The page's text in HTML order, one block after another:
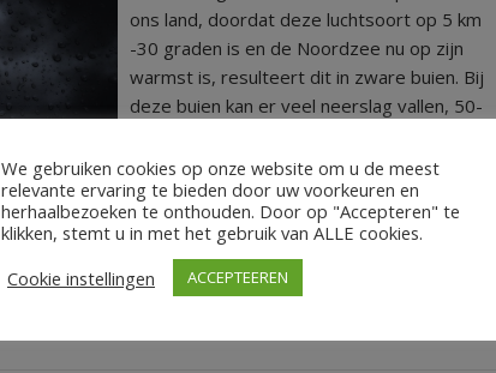
ons land, doordat deze luchtsoort op 5 km
-30 graden is en de Noordzee nu op zijn
warmst is, resulteert dit in zware buien. Bij
deze buien kan er veel neerslag vallen, 50-
onweer. Houd de weerberichten in de gaten
en rij veilig.
LEES MEER
We gebruiken cookies op onze website om u de meest
relevante ervaring te bieden door uw voorkeuren en
herhaalbezoeken te onthouden. Door op "Accepteren" te
klikken, stemt u in met het gebruik van ALLE cookies.
Cookie instellingen
ACCEPTEEREN